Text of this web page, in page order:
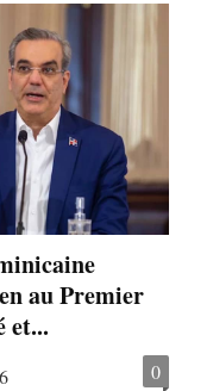
au Premier
et...
0